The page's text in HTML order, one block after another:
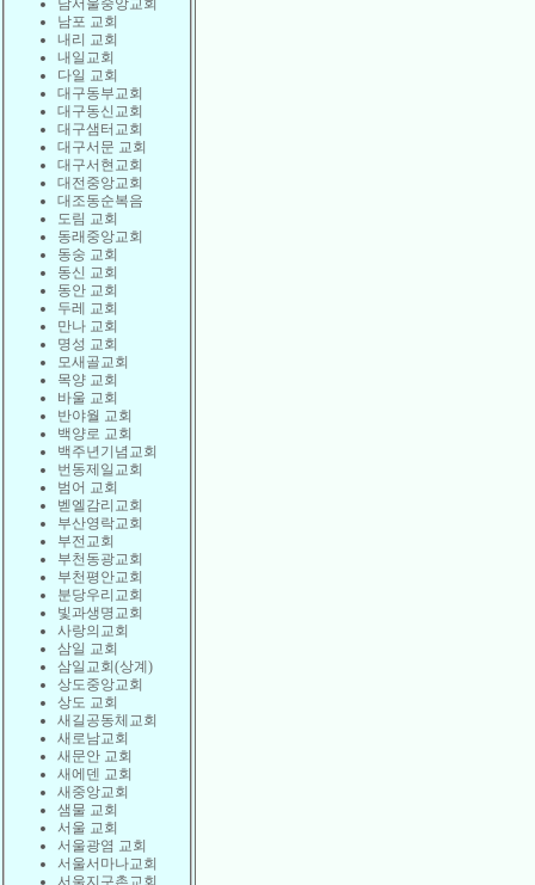
남서울중앙교회
남포 교회
내리 교회
내일교회
다일 교회
대구동부교회
대구동신교회
대구샘터교회
대구서문 교회
대구서현교회
대전중앙교회
대조동순복음
도림 교회
동래중앙교회
동숭 교회
동신 교회
동안 교회
두레 교회
만나 교회
명성 교회
모새골교회
목양 교회
바울 교회
반야월 교회
백양로 교회
백주년기념교회
번동제일교회
범어 교회
벧엘감리교회
부산영락교회
부전교회
부천동광교회
부천평안교회
분당우리교회
빛과생명교회
사랑의교회
삼일 교회
삼일교회(상계)
상도중앙교회
상도 교회
새길공동체교회
새로남교회
새문안 교회
새에덴 교회
새중앙교회
샘물 교회
서울 교회
서울광염 교회
서울서마나교회
서울지구촌교회